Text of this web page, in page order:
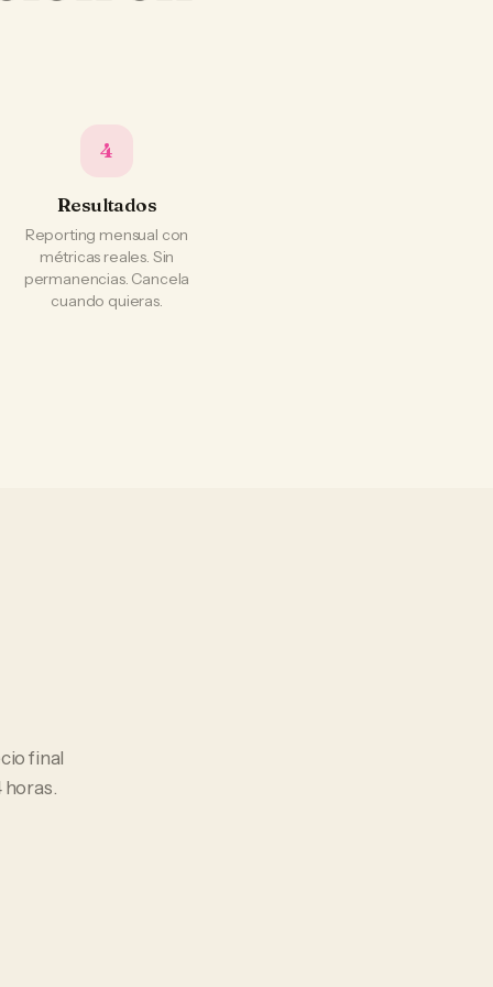
4
Resultados
Reporting mensual con
métricas reales. Sin
permanencias. Cancela
cuando quieras.
final
horas.